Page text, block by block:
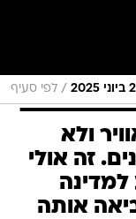
/ לפי סעיף
ולא
זה אולי
למדינה
אותה